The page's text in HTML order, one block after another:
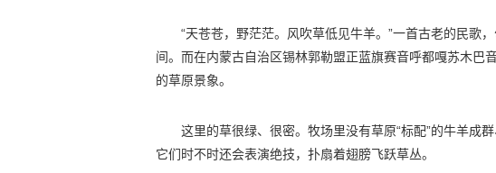
“天苍苍，野茫茫。风吹草低见牛羊。”一首古老的民歌
间。而在内蒙古自治区锡林郭勒盟正蓝旗赛音呼都嘎苏木巴
的草原景象。
这里的草很绿、很密。牧场里没有草原“标配”的牛羊成
它们时不时还会表演绝技，扑扇着翅膀飞跃草丛。